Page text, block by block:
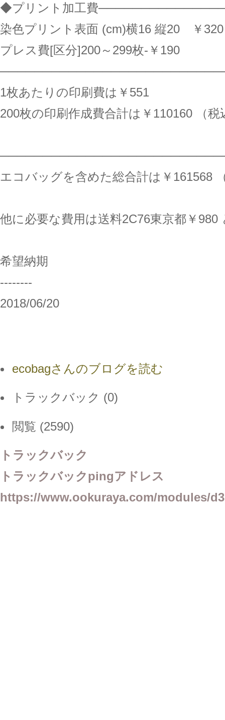
◆プリント加工費
染色プリント表面 (cm)横16 縦20 ￥
プレス費[区分]200～299枚-￥190
1枚あたりの印刷費は￥551
200枚の印刷作成費合計は￥110160 （税
エコバッグを含めた総合計は￥161568
他に必要な費用は送料2C76東京都￥980
希望納期
--------
2018/06/20
ecobagさんのブログを読む
トラックバック (0)
閲覧 (2590)
トラックバック
トラックバックpingアドレス
https://www.ookuraya.com/modules/